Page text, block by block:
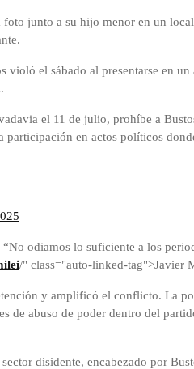
junto a su hijo menor en un
violó el sábado al presentarse en un
el 11 de julio, prohíbe a
en actos políticos
odiamos lo suficiente a los
/" class="auto-linked-tag">Javier
y amplificó el conflicto. La
de abuso de poder dentro del
disidente, encabezado por